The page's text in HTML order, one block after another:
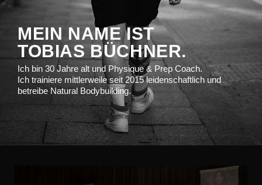
MEIN NAME IST
TOBIAS BÜCHNER.
Ich bin 30 Jahre alt und Physique & Prep Coach.
Ich trainiere mittlerweile seit 2015 leidenschaftlich und
betreibe Natural Bodybuilding.